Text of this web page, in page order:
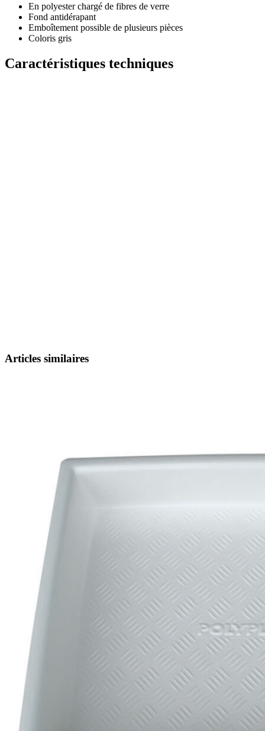
En polyester chargé de fibres de verre
Fond antidérapant
Emboîtement possible de plusieurs pièces
Coloris gris
Caractéristiques techniques
Articles similaires